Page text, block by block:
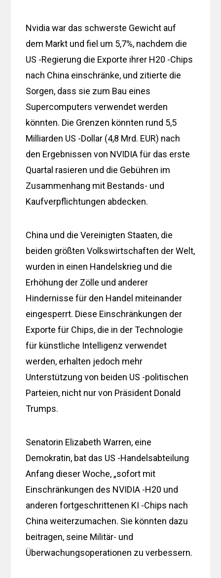
Nvidia war das schwerste Gewicht auf
dem Markt und fiel um 5,7%, nachdem die
US -Regierung die Exporte ihrer H20 -Chips
nach China einschränke, und zitierte die
Sorgen, dass sie zum Bau eines
Supercomputers verwendet werden
könnten. Die Grenzen könnten rund 5,5
Milliarden US -Dollar (4,8 Mrd. EUR) nach
den Ergebnissen von NVIDIA für das erste
Quartal rasieren und die Gebühren im
Zusammenhang mit Bestands- und
Kaufverpflichtungen abdecken.
China und die Vereinigten Staaten, die
beiden größten Volkswirtschaften der Welt,
wurden in einen Handelskrieg und die
Erhöhung der Zölle und anderer
Hindernisse für den Handel miteinander
eingesperrt. Diese Einschränkungen der
Exporte für Chips, die in der Technologie
für künstliche Intelligenz verwendet
werden, erhalten jedoch mehr
Unterstützung von beiden US -politischen
Parteien, nicht nur von Präsident Donald
Trumps.
Senatorin Elizabeth Warren, eine
Demokratin, bat das US -Handelsabteilung
Anfang dieser Woche, „sofort mit
Einschränkungen des NVIDIA -H20 und
anderen fortgeschrittenen KI -Chips nach
China weiterzumachen. Sie könnten dazu
beitragen, seine Militär- und
Überwachungsoperationen zu verbessern.